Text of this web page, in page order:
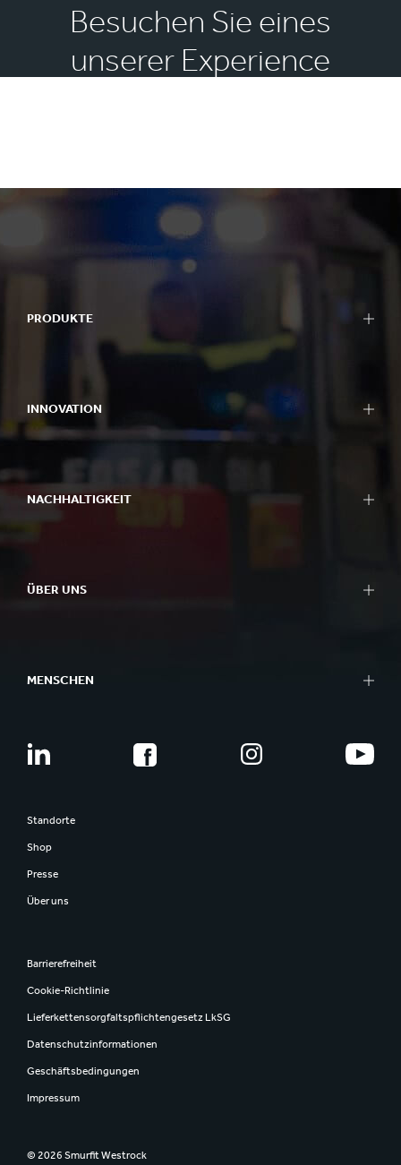
Besuchen Sie eines
unserer Experience
PRODUKTE
INNOVATION
NACHHALTIGKEIT
ÜBER UNS
MENSCHEN
Standorte
Shop
Presse
Über uns
Barrierefreiheit
Cookie-Richtlinie
Lieferkettensorgfaltspflichtengesetz LkSG
Datenschutzinformationen
Geschäftsbedingungen
Impressum
© 2026 Smurfit Westrock